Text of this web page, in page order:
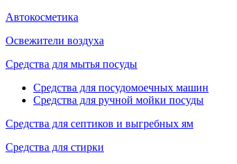
Автокосметика
Освежители воздуха
Средства для мытья посуды
Средства для посудомоечных машин
Средства для ручной мойки посуды
Средства для септиков и выгребных ям
Средства для стирки